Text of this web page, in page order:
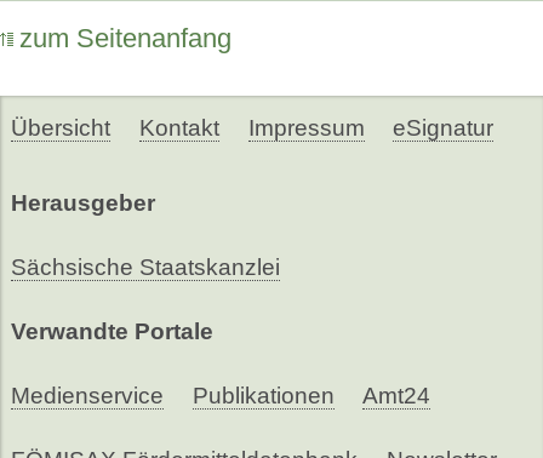
zum Seitenanfang
Übersicht Kontakt Impressum eSignatur
Herausgeber
Sächsische Staatskanzlei
Verwandte Portale
Medienservice Publikationen Amt24